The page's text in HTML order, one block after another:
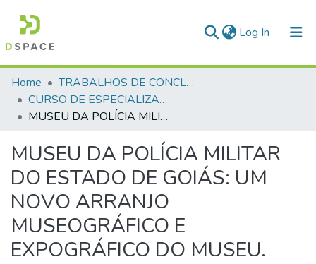
Log In (current)
Communities & Collections
All of DSpace
Home
TRABALHOS DE CONCLUSÃO DE CURSO - CAESP (CURSO DE ESPECIALIZAÇÃO EM ALTOS ESTUDOS EM SEGURANÇA PÚBLICA)
CURSO DE ESPECIALIZAÇÃO EM ALTOS ESTUDOS EM SEGURANÇA PÚBLICA - CAESP - 2017
MUSEU DA POLÍCIA MILITAR DO ESTADO DE GOIÁS: UM NOVO ARRANJO MUSEOGRÁFICO E EXPOGRÁFICO DO MUSEU.
MUSEU DA POLÍCIA MILITAR
DO ESTADO DE GOIÁS: UM
NOVO ARRANJO
MUSEOGRÁFICO E
EXPOGRÁFICO DO MUSEU.